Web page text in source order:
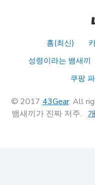
홈(최신)
성령이라는 뱀새끼
쿠팡
© 2017 43Gear. All
뱀새끼가 진짜 저주.